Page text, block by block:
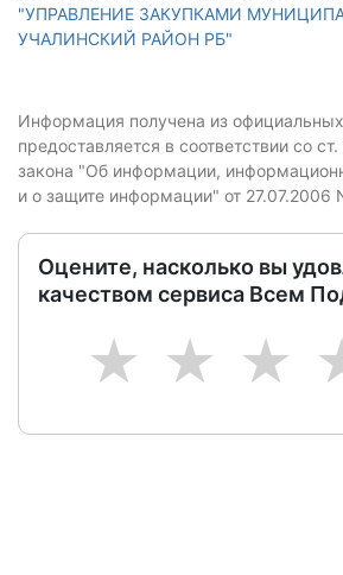
"УПРАВЛЕНИЕ ЗАКУПКАМИ
УЧАЛИНСКИЙ РАЙОН РБ"
Информация получена из
предоставляется в соответствии со
закона "Об информации,
и о защите информации" от 27.07.2006
Оцените, насколько вы
качеством сервиса Всем
3
2
1